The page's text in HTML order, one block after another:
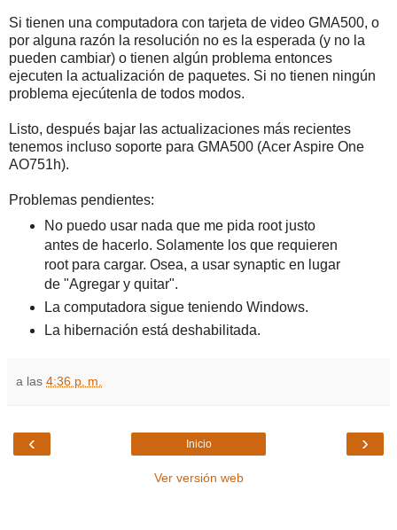
Si tienen una computadora con tarjeta de video GMA500, o
por alguna razón la resolución no es la esperada (y no la
pueden cambiar) o tienen algún problema entonces
ejecuten la actualización de paquetes. Si no tienen ningún
problema ejecútenla de todos modos.
Listo, después bajar las actualizaciones más recientes
tenemos incluso soporte para GMA500 (Acer Aspire One
AO751h).
Problemas pendientes:
No puedo usar nada que me pida root justo
antes de hacerlo. Solamente los que requieren
root para cargar. Osea, a usar synaptic en lugar
de "Agregar y quitar".
La computadora sigue teniendo Windows.
La hibernación está deshabilitada.
a las 4:36 p. m.
‹ ›
Inicio
Ver versión web